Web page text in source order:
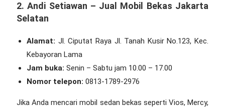
2. Andi Setiawan – Jual Mobil Bekas Jakarta
Selatan
Alamat: Jl. Ciputat Raya Jl. Tanah Kusir No.123, Kec.
Kebayoran Lama
Jam buka: Senin – Sabtu jam 10.00 – 17.00
Nomor telepon: 0813-1789-2976
Jika Anda mencari mobil sedan bekas seperti Vios, Mercy,